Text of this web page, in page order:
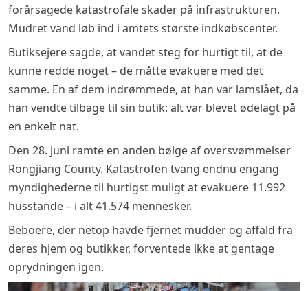
forårsagede katastrofale skader på infrastrukturen.
Mudret vand løb ind i amtets største indkøbscenter.
Butiksejere sagde, at vandet steg for hurtigt til, at de
kunne redde noget – de måtte evakuere med det
samme. En af dem indrømmede, at han var lamslået, da
han vendte tilbage til sin butik: alt var blevet ødelagt på
en enkelt nat.
Den 28. juni ramte en anden bølge af oversvømmelser
Rongjiang County. Katastrofen tvang endnu engang
myndighederne til hurtigst muligt at evakuere 11.992
husstande – i alt 41.574 mennesker.
Beboere, der netop havde fjernet mudder og affald fra
deres hjem og butikker, forventede ikke at gentage
oprydningen igen.